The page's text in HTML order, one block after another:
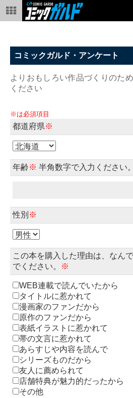
コミックガルド・アンケート
よりおもしろい作品づくりのた
ください
※は必須項目
都道府県※
年齢※ 半角数字で入力ください。
性別 ※
この本を購入した理由は、なん
でください。
※
WEB連載で読んでいたから
タイトルに惹かれて
漫画家のファンだから
原作のファンだから
表紙イラストに惹かれて
帯の文言に惹かれて
あらすじや内容を読んで
シリーズものだから
友人に薦められて
店舗特典が魅力的だったから
その他